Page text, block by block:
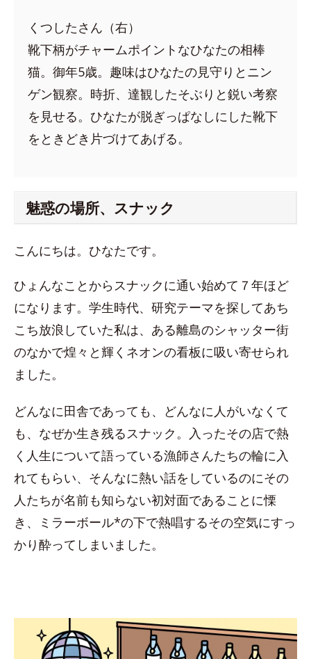
くつしたさん（右）
靴下柄がチャームポイントなひなたの相棒
猫。御年5歳。趣味はひなたの見守りとニン
ゲン観察。時折、達観したそぶりと鋭い考察
を見せる。ひなたが脱ぎっぱなしにした靴下
をときどき片づけてあげる。
魅惑の場所、スナック
こんにちは。ひなたです。
ひょんなことからスナックに通い始めて７年ほど
になります。学生時代、研究テーマを探してあち
こち放浪していた私は、ある離島のシャッター街
のなかで煌々と輝くネオンの看板に吸い寄せられ
ました。
どんなに田舎であっても、どんなに人がいなくて
も、なぜか生き残るスナック。入ったその店で熱
く人生について語っている漁師さんたちの輪に入
れてもらい、そんなに熱い話をしているのにその
人たちが名前も知らない初対面であることに慄
き、ミラーボール*の下で熱唱するその空気にすっ
かり酔ってしまいました。